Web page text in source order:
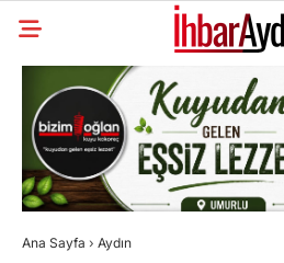
Ana Sayfa › Aydın